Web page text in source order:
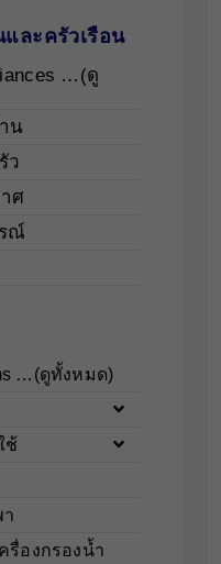
ละครัวเรือน
…(ดู
น
ว
ศ
ณ์
…(ดูทั้งหมด)
ช้
รื่องกรองน้ำ